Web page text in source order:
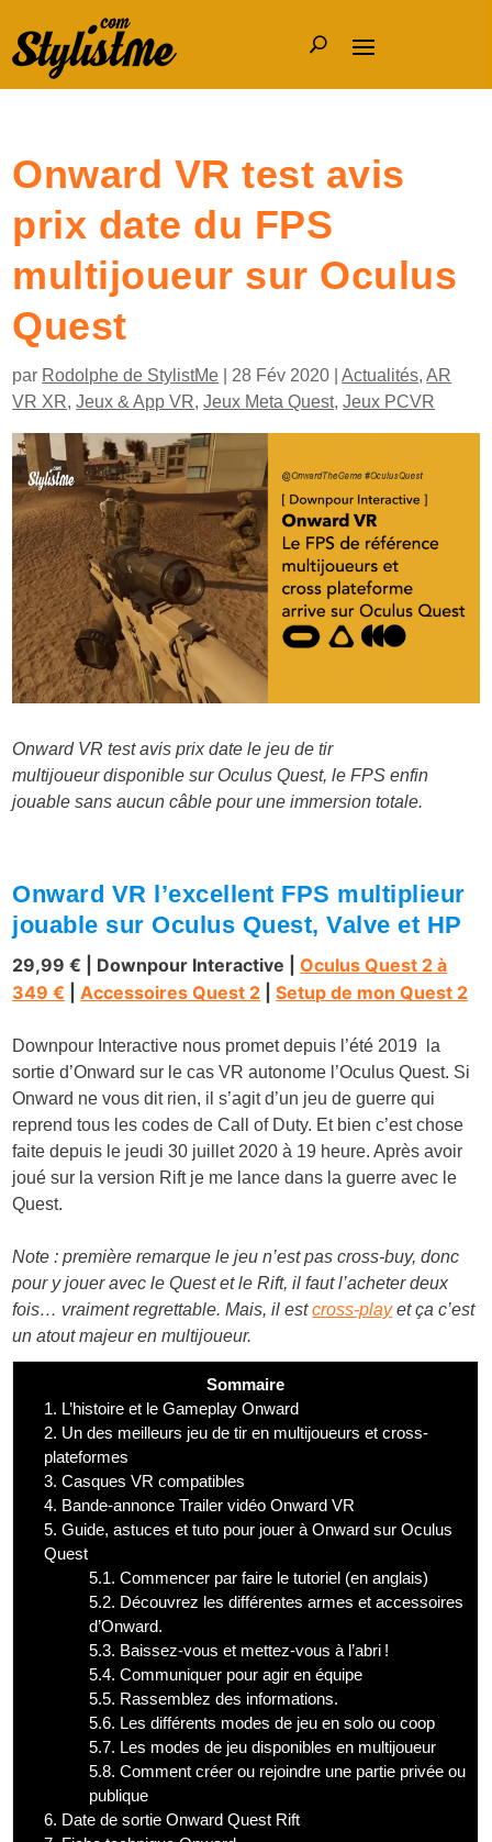
Onward VR test avis
prix date du FPS
multijoueur sur Oculus
Quest
par Rodolphe de StylistMe 28 Fév 2020 |Actualités,AR
VR XR,Jeux & App VR,Jeux Meta Quest,Jeux PCVR
Onward VR test avis prix date le jeu de tir
multijoueur disponible sur Oculus Quest, le FPS enfin
jouable sans aucun câble pour une immersion totale.
Onward VR l’excellent FPS multiplieur
jouable sur Oculus Quest, Valve et HP
29,99 € | Downpour Interactive
Oculus Quest 2 à
349 €
Accessoires Quest 2 Setup de mon Quest 2
Downpour Interactive nous promet depuis l’été 2019 la
sortie d’Onward sur le cas VR autonome l’Oculus Quest. Si
Onward ne vous dit rien, il s’agit d’un jeu de guerre qui
reprend tous les codes de Call of Duty. Et bien c’est chose
faite depuis le jeudi 30 juillet 2020 à 19 heure. Après avoir
joué sur la version Rift je me lance dans la guerre avec le
Quest.
Note : première remarque le jeu n’est pas cross-buy, donc
pour y jouer avec le Quest et le Rift, il faut l’acheter deux
fois… vraiment regrettable. Mais, il estcross-playet ça c’est
un atout majeur en multijoueur.
Sommaire
1. L’histoire et le Gameplay Onward
2. Un des meilleurs jeu de tir en multijoueurs et cross-
plateformes
3. Casques VR compatibles
4. Bande-annonce Trailer vidéo Onward VR
5. Guide, astuces et tuto pour jouer à Onward sur Oculus
Quest
5.1. Commencer par faire le tutoriel (en anglais)
5.2. Découvrez les différentes armes et accessoires
d’Onward.
5.3. Baissez-vous et mettez-vous à l’abri !
5.4. Communiquer pour agir en équipe
5.5. Rassemblez des informations.
5.6. Les différents modes de jeu en solo ou coop
5.7. Les modes de jeu disponibles en multijoueur
5.8. Comment créer ou rejoindre une partie privée ou
publique
6. Date de sortie Onward Quest Rift